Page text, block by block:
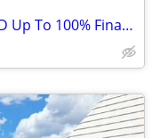
2018 GMC Sierra SLT Crew-Cab 4WD Up To 100% Financing/Warranty